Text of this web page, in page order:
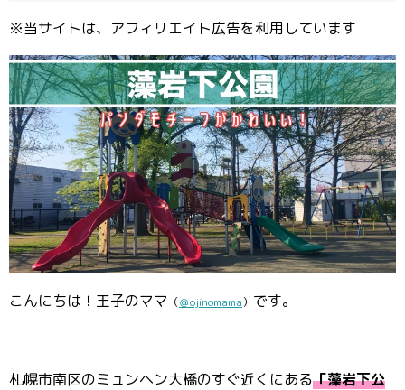
※当サイトは、アフィリエイト広告を利用しています
こんにちは！王子のママ （＠ojinomama） です。
札幌市南区のミュンヘン大橋のすぐ近くにある「藻岩下公